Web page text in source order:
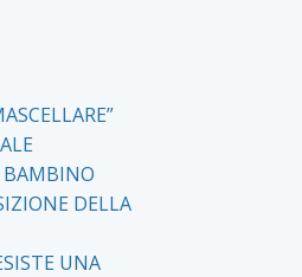
BAMBINO
DELLA
UNA